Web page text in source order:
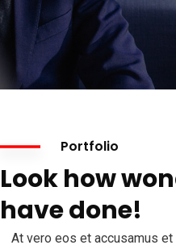
Portfolio
Look how
have done!
At vero eos et accusamus